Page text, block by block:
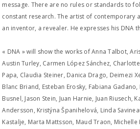
message. There are no rules or standards to
constant research. The artist of contemporary
an inventor, a revealer. He expresses his DNA
« DNA » will show the works of Anna Talbot,
Austin Turley, Carmen López Sánchez,
Papa, Claudia Steiner, Danica Drago, Deimezi
Blanc Briand, Esteban Erosky, Fabiana
Busnel, Jason Stein, Juan Harnie, Juan Riusech,
Andersson, Kristýna Španihelová, Linda
Kastalje, Marta Mattsson, Maud Traon,